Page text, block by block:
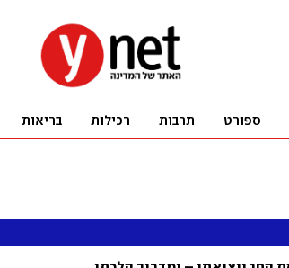
ספורט תרבות רכילות בריאות